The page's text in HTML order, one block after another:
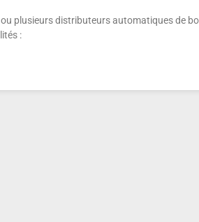
plusieurs distributeurs automatiques de
: